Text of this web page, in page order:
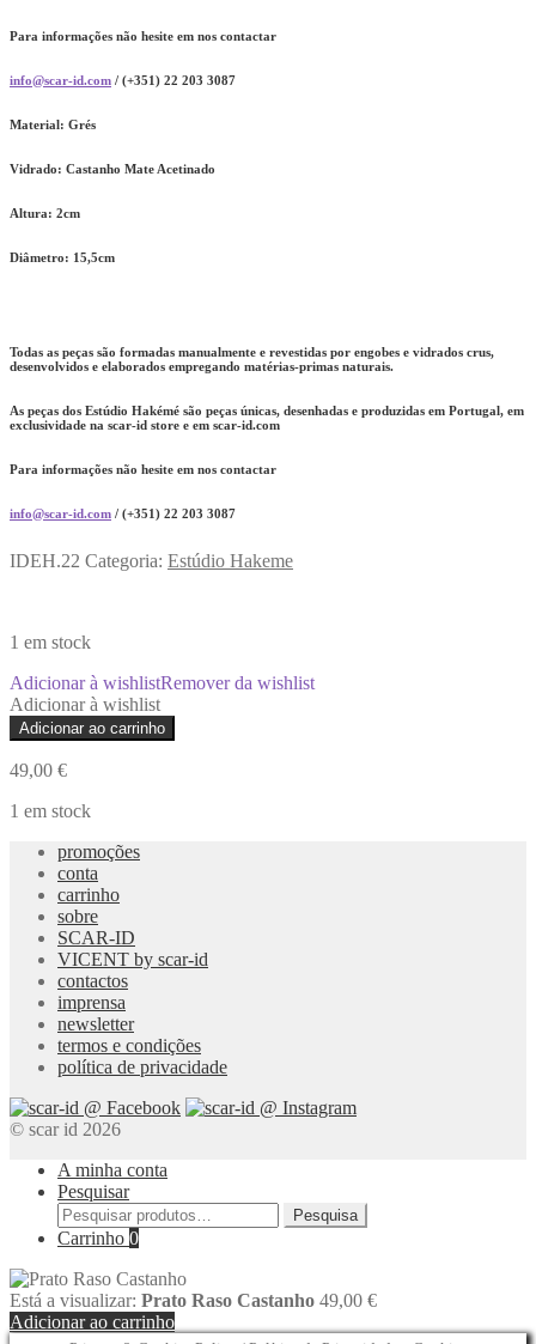
Para informações não hesite em nos contactar
info@scar-id.com / (+351) 22 203 3087
Material: Grés
Vidrado: Castanho Mate Acetinado
Altura: 2cm
Diâmetro: 15,5cm
Todas as peças são formadas manualmente e revestidas por engobes e vidrados crus,
desenvolvidos e elaborados empregando matérias-primas naturais.
As peças dos Estúdio Hakémé são peças únicas, desenhadas e produzidas em Portugal, em
exclusividade na scar-id store e em scar-id.com
Para informações não hesite em nos contactar
info@scar-id.com / (+351) 22 203 3087
IDEH.22 Categoria: Estúdio Hakeme
1 em stock
Adicionar à wishlistRemover da wishlist
Adicionar à wishlist
Quantidade
de
Prato
Castanho
Adicionar ao carrinho
49,00 €
1 em stock
promoções
conta
carrinho
sobre
SCAR-ID
VICENT by scar-id
contactos
imprensa
newsletter
termos e condições
política de privacidade
© scar id 2026
A minha conta
Pesquisar
Pesquisar
por:
Pesquisa
Carrinho 0
Está a visualizar: Prato Raso Castanho 49,00 €
Adicionar ao carrinho